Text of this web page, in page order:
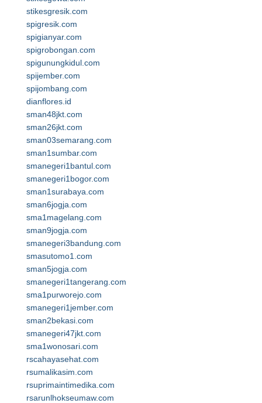
stikesgresik.com
spigresik.com
spigianyar.com
spigrobongan.com
spigunungkidul.com
spijember.com
spijombang.com
dianflores.id
sman48jkt.com
sman26jkt.com
sman03semarang.com
sman1sumbar.com
smanegeri1bantul.com
smanegeri1bogor.com
sman1surabaya.com
sman6jogja.com
sma1magelang.com
sman9jogja.com
smanegeri3bandung.com
smasutomo1.com
sman5jogja.com
smanegeri1tangerang.com
sma1purworejo.com
smanegeri1jember.com
sman2bekasi.com
smanegeri47jkt.com
sma1wonosari.com
rscahayasehat.com
rsumalikasim.com
rsuprimaintimedika.com
rsarunlhokseumaw.com